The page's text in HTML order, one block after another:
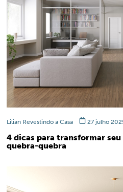
Lilian Revestindo a Casa 27 julho
4 dicas para transformar
quebra-quebra